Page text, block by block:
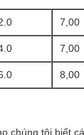
7,00
7,00
8,00
chúng tôi biết